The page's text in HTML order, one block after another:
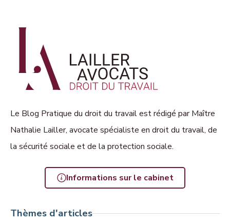
Le Blog Pratique du droit du travail est rédigé par Maître
Nathalie Lailler, avocate spécialiste en droit du travail, de
la sécurité sociale et de la protection sociale.
Informations sur le cabinet
Thèmes d'articles